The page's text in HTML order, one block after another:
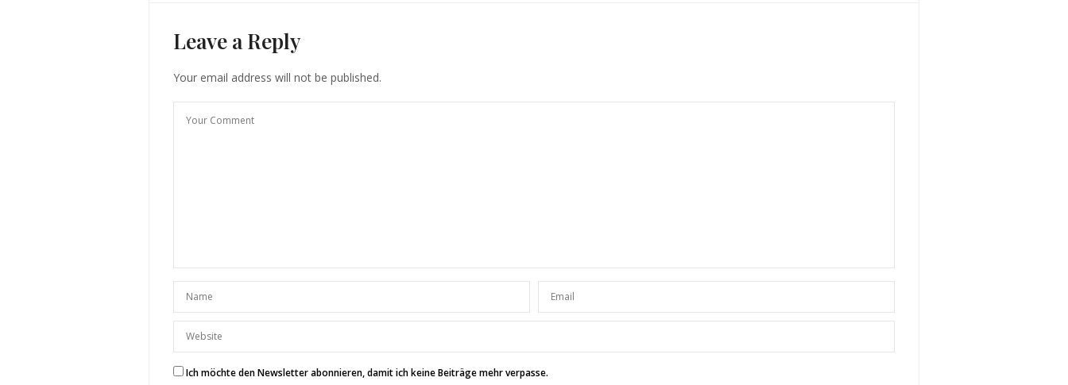
Leave a Reply
Your email address will not be published.
Ich möchte den Newsletter abonnieren, damit ich keine Beiträge mehr verpasse.